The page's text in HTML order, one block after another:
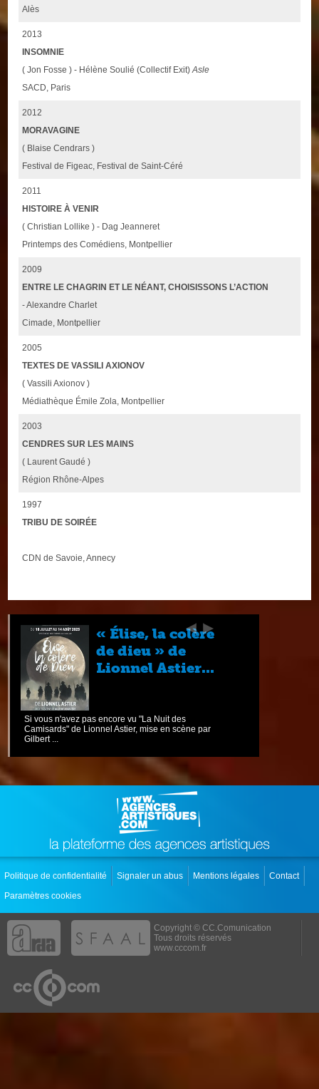
Alès
2013
INSOMNIE
( Jon Fosse ) - Hélène Soulié (Collectif Exit)Asle
SACD, Paris
2012
MORAVAGINE
( Blaise Cendrars )
Festival de Figeac, Festival de Saint-Céré
2011
HISTOIRE À VENIR
( Christian Lollike ) - Dag Jeanneret
Printemps des Comédiens, Montpellier
2009
ENTRE LE CHAGRIN ET LE NÉANT, CHOISISSONS L’ACTION
- Alexandre Charlet
Cimade, Montpellier
2005
TEXTES DE VASSILI AXIONOV
( Vassili Axionov )
Médiathèque Émile Zola, Montpellier
2003
CENDRES SUR LES MAINS
( Laurent Gaudé )
Région Rhône-Alpes
1997
TRIBU DE SOIRÉE
CDN de Savoie, Annecy
« Élise, la colère
de dieu » de
Lionnel Astier...
Si vous n'avez pas encore vu "La Nuit des
Camisards" de Lionnel Astier, mise en scène par
Gilbert ...
Politique de confidentialité Signaler un abus Mentions légales
Contact
Paramètres cookies
Copyright © CC.Comunication
Tous droits réservés
www.cccom.fr